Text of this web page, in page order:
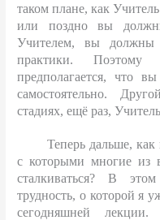
таком плане, как
или поздно вы
Учителем, вы должны
практики. Поэтому
предполагается, что
самостоятельно.
стадиях, ещё раз,
Теперь дальше, как
с которыми многие из
сталкиваться? В
трудность, о которой я
сегодняшней